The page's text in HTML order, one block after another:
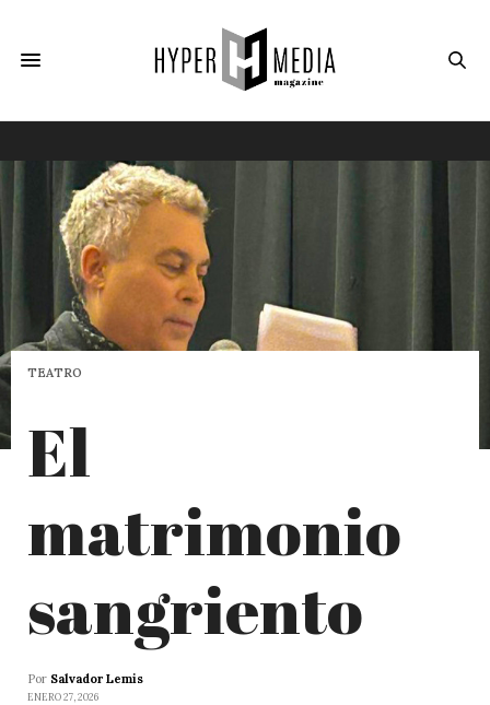
TEATRO
El
matrimonio
sangriento
Por Salvador Lemis
ENERO 27, 2026